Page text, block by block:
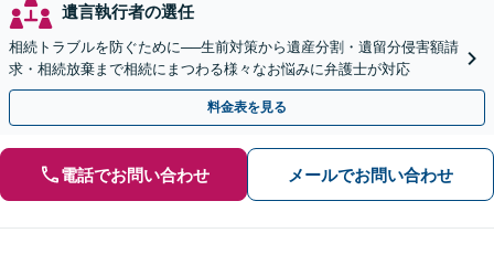
遺言執行者の選任
相続トラブルを防ぐために──生前対策から遺産分割・遺留分侵害額請
求・相続放棄まで相続にまつわる様々なお悩みに弁護士が対応
料金表を見る
電話でお問い合わせ メールでお問い合わせ